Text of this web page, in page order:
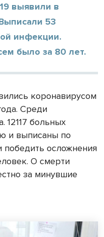
выявили в
53
инфекции.
было за 80 лет.
коронавирусом
Среди
больных
и выписаны по
осложнения
О смерти
за минувшие